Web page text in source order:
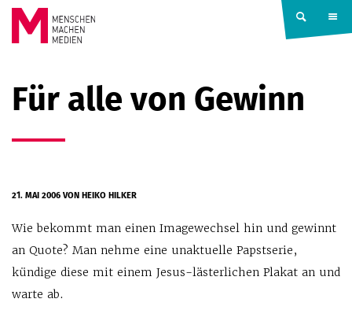
Springe zum Inhalt
MACHEN
MEDIEN
Für alle von Gewinn
21. MAI 2006VON HEIKO HILKER
Wie bekommt man einen Imagewechsel hin und gewinnt
an Quote? Man nehme eine unaktuelle Papstserie,
kündige diese mit einem Jesus-lästerlichen Plakat an und
warte ab.